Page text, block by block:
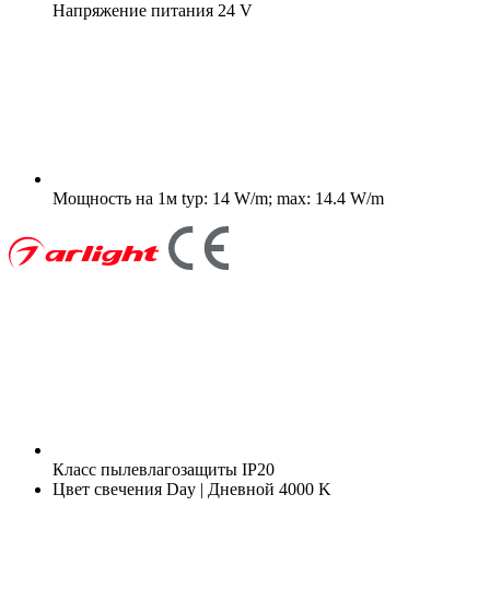
Напряжение питания 24 V
Мощность на 1м typ: 14 W/m; max: 14.4 W/m
Класс пылевлагозащиты IP20
Цвет свечения Day | Дневной 4000 K